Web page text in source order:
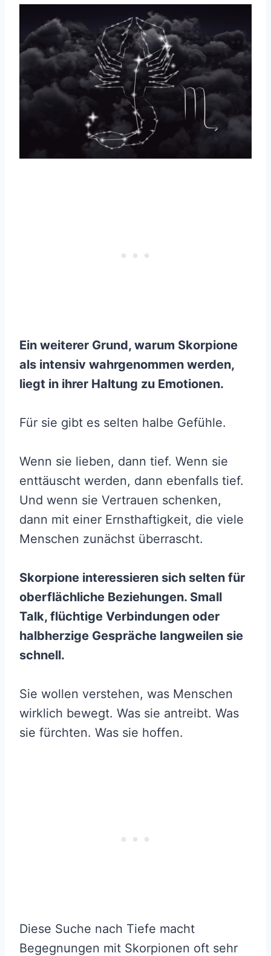
Ein weiterer Grund, warum Skorpione
als intensiv wahrgenommen werden,
liegt in ihrer Haltung zu Emotionen.
Für sie gibt es selten halbe Gefühle.
Wenn sie lieben, dann tief. Wenn sie
enttäuscht werden, dann ebenfalls tief.
Und wenn sie Vertrauen schenken,
dann mit einer Ernsthaftigkeit, die viele
Menschen zunächst überrascht.
Skorpione interessieren sich selten für
oberflächliche Beziehungen. Small
Talk, flüchtige Verbindungen oder
halbherzige Gespräche langweilen sie
schnell.
Sie wollen verstehen, was Menschen
wirklich bewegt. Was sie antreibt. Was
sie fürchten. Was sie hoffen.
Diese Suche nach Tiefe macht
Begegnungen mit Skorpionen oft sehr